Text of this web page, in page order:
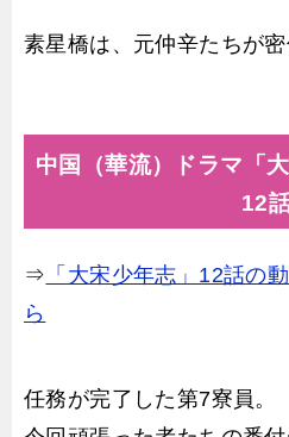
素星橋は、元仲辛たちが
中国（華流）ドラマ「
12
⇒ 「大宋少年志」12話の
ら
任務が完了した第7寮員。